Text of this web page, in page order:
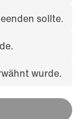
sollte.
wurde.